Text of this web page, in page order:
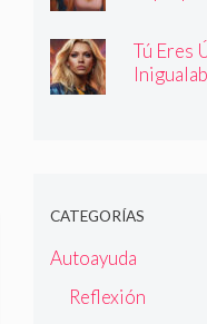
de Callar
Tú Eres
CATEGORÍAS
Autoayuda
Reflexión